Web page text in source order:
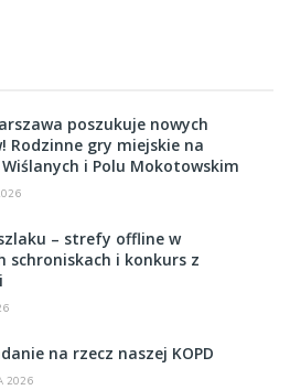
poszukuje nowych
Rodzinne gry miejskie na
i Polu Mokotowskim
– strefy offline w
schroniskach i konkurs z
na rzecz naszej KOPD
2026